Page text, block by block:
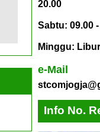
20.00
Sabtu: 09.00
Minggu: Libur
e-Mail
Info No.